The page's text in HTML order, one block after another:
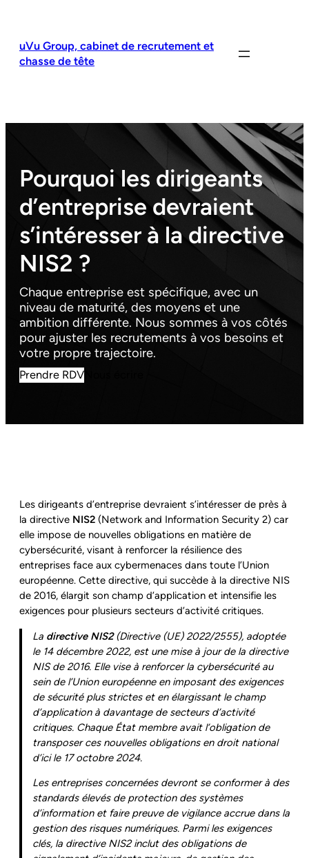
contenu
uVu Group, cabinet de recrutement et
chasse de tête
Pourquoi les dirigeants
d’entreprise devraient
s’intéresser à la directive
NIS2 ?
Chaque entreprise est spécifique, avec un
niveau de maturité, des moyens et une
ambition différente. Nous sommes à vos côtés
pour ajuster les recrutements à vos besoins et
votre propre trajectoire.
Prendre RDV
Les dirigeants d’entreprise devraient s’intéresser de près à
la directive NIS2 (Network and Information Security 2) car
elle impose de nouvelles obligations en matière de
cybersécurité, visant à renforcer la résilience des
entreprises face aux cybermenaces dans toute l’Union
européenne. Cette directive, qui succède à la directive NIS
de 2016, élargit son champ d’application et intensifie les
exigences pour plusieurs secteurs d’activité critiques.
La directive NIS2(Directive (UE) 2022/2555), adoptée
le 14 décembre 2022, est une mise à jour de la directive
NIS de 2016. Elle vise à renforcer la cybersécurité au
sein de l’Union européenne en imposant des exigences
de sécurité plus strictes et en élargissant le champ
d’application à davantage de secteurs d’activité
critiques. Chaque État membre avait l’obligation de
transposer ces nouvelles obligations en droit national
d’ici le 17 octobre 2024.
Les entreprises concernées devront se conformer à des
standards élevés de protection des systèmes
d’information et faire preuve de vigilance accrue dans la
gestion des risques numériques. Parmi les exigences
clés, la directive NIS2 inclut des obligations de